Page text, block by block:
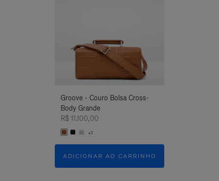
Groove - Couro Bolsa Cross-
Body Grande
R$ 11.100,00
+1
ADICIONAR AO CARRINHO